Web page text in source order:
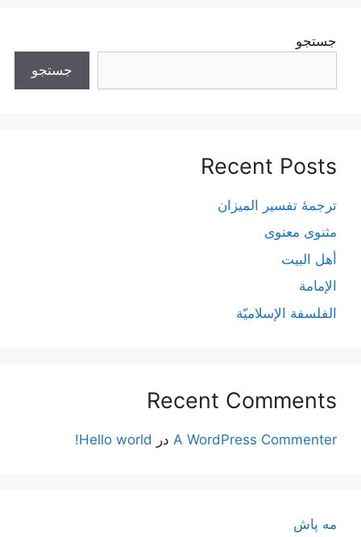
جستجو
جستجو
Recent Posts
ترجمۀ تفسیر المیزان
مثنوی معنوی
أهل البيت
الإمامة
الفلسفة الإسلاميّة
Recent Comments
A WordPress Commenter در Hello world!
مه پاش